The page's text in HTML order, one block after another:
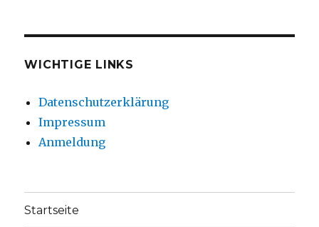
WICHTIGE LINKS
Datenschutzerklärung
Impressum
Anmeldung
Startseite